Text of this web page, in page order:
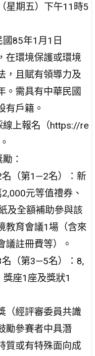
星期五）下午11時5
85年1月1日
在環境保護或環境
，且賦有領導力及
。需具有中華民國
有戶籍。
線上報名（https://re
：
名（第1—2名）：新
元等值禮券、
及全額補助參與該
教育會議1場（含來
議註冊費等）。
名（第3—5名）：8,
座1座及獎狀1
（經評審委員共識
勵參賽者中具潛
質或有特殊面向成